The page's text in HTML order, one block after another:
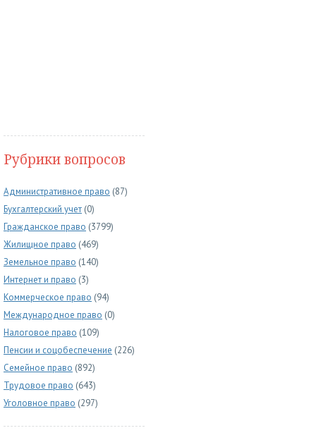
Рубрики вопросов
Административное право (87)
Бухгалтерский учет (0)
Гражданское право (3799)
Жилищное право (469)
Земельное право (140)
Интернет и право (3)
Коммерческое право (94)
Международное право (0)
Налоговое право (109)
Пенсии и соцобеспечение (226)
Семейное право (892)
Трудовое право (643)
Уголовное право (297)